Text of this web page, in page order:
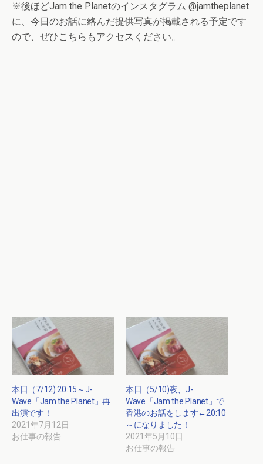
※後ほどJam the Planetのインスタグラム @jamtheplanet
に、今日のお話に絡んだ提供写真が掲載される予定です
ので、ぜひこちらもアクセスください。
本日（7/12) 20:15～J-
Wave「Jam the Planet」再
出演です！
2021年7月12日
お仕事の報告
本日（5/10)夜、J-
Wave「Jam the Planet」で
香港のお話をします←20:10
～になりました！
2021年5月10日
お仕事の報告